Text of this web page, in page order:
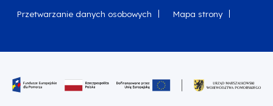
Przetwarzanie danych osobowych Mapa strony